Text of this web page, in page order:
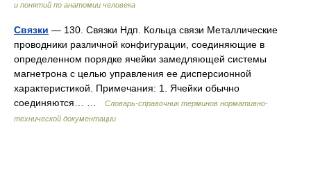
и понятий по анатомии человека
Связки — 130. Связки Ндп. Кольца связи Металлические
проводники различной конфигурации, соединяющие в
определенном порядке ячейки замедляющей системы
магнетрона с целью управления ее дисперсионной
характеристикой. Примечания: 1. Ячейки обычно
соединяются… …
Словарь-справочник терминов нормативно-
технической документации